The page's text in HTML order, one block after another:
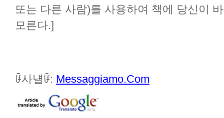
또는 다른 사람)를 사용하여 책에 당신이
모른다.]
ꀰ사냴ꀰ: Messaggiamo.Com